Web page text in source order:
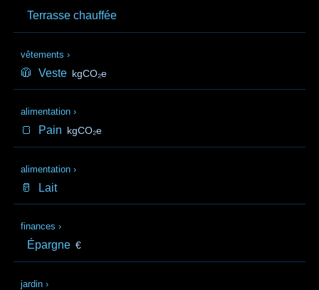
Terrasse chauffée
vêtements ›
🧥 Veste kgCO₂e
alimentation ›
🍞 Pain kgCO₂e
alimentation ›
🥛 Lait
finances ›
Épargne €
jardin ›